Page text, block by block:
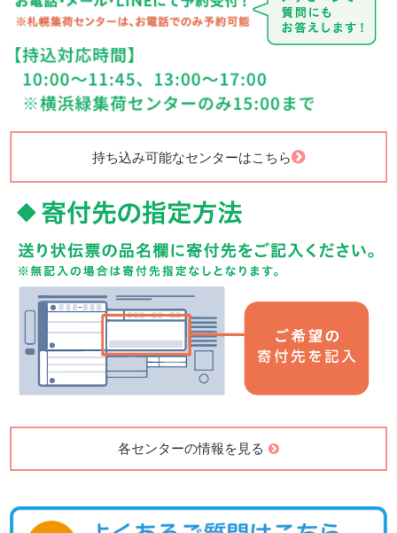
持ち込み可能なセンターはこちら
各センターの情報を見る